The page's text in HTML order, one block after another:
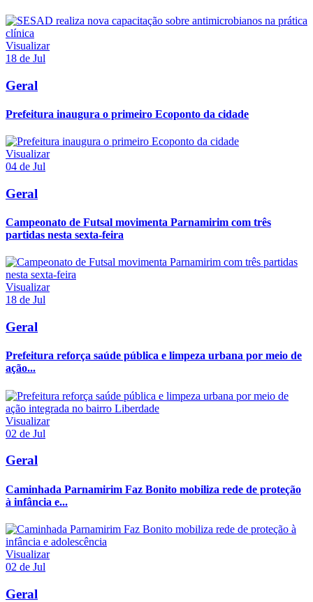
Visualizar
18 de Jul
Geral
Prefeitura inaugura o primeiro Ecoponto da cidade
Visualizar
04 de Jul
Geral
Campeonato de Futsal movimenta Parnamirim com três
partidas nesta sexta-feira
Visualizar
18 de Jul
Geral
Prefeitura reforça saúde pública e limpeza urbana por meio de
ação...
Visualizar
02 de Jul
Geral
Caminhada Parnamirim Faz Bonito mobiliza rede de proteção
à infância e...
Visualizar
02 de Jul
Geral